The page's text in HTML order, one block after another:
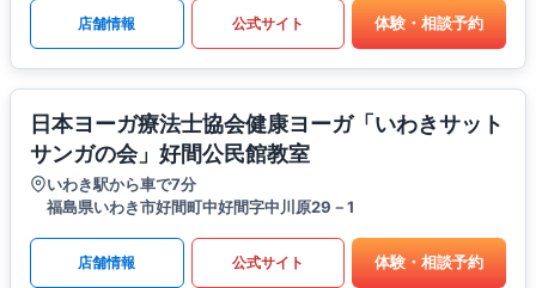
店舗情報 公式サイト 体験・相談予約
日本ヨーガ療法士協会健康ヨーガ「いわきサット
サンガの会」好間公民館教室
いわき駅から車で7分
福島県いわき市好間町中好間字中川原29－1
店舗情報 公式サイト 体験・相談予約